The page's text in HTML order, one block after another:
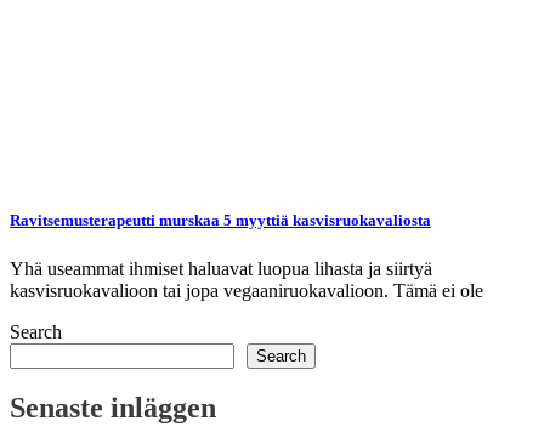
Ravitsemusterapeutti murskaa 5 myyttiä kasvisruokavaliosta
Yhä useammat ihmiset haluavat luopua lihasta ja siirtyä
kasvisruokavalioon tai jopa vegaaniruokavalioon. Tämä ei ole
Search
Search
Senaste inläggen